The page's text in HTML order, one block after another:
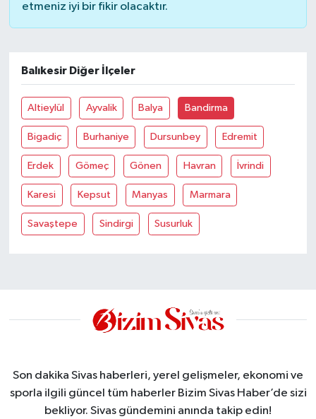
etmeniz iyi bir fikir olacaktır.
Balıkesir Diğer İlçeler
Altieylül Ayvalik Balya Bandirma
Bigadiç Burhaniye Dursunbey Edremit
Erdek Gömeç Gönen Havran İvrindi
Karesi Kepsut Manyas Marmara
Savaştepe Sindirgi Susurluk
Son dakika Sivas haberleri, yerel gelişmeler, ekonomi ve
sporla ilgili güncel tüm haberler Bizim Sivas Haber’de sizi
bekliyor. Sivas gündemini anında takip edin!